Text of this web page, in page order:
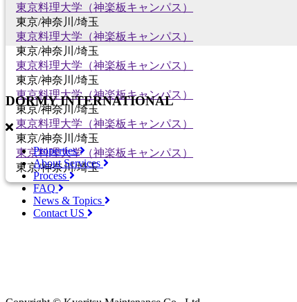
東京料理大学（神楽板キャンパス）
東京/神奈川/埼玉
東京料理大学（神楽板キャンパス）
東京/神奈川/埼玉
東京料理大学（神楽板キャンパス）
東京/神奈川/埼玉
東京料理大学（神楽板キャンパス）
東京/神奈川/埼玉
東京料理大学（神楽板キャンパス）
東京/神奈川/埼玉
東京料理大学（神楽板キャンパス）
東京/神奈川/埼玉
DORMY INTERNATIONAL
Properties
About Services
Process
FAQ
News & Topics
Contact US